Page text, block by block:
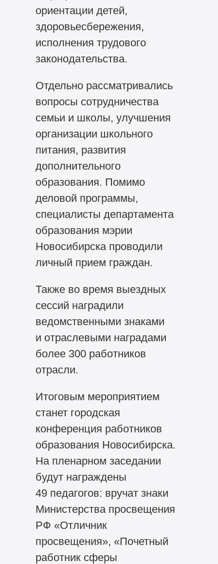
ориентации детей,
здоровьесбережения,
исполнения трудового
законодательства.
Отдельно рассматривались
вопросы сотрудничества
семьи и школы, улучшения
организации школьного
питания, развития
дополнительного
образования. Помимо
деловой программы,
специалисты департамента
образования мэрии
Новосибирска проводили
личный прием граждан.
Также во время выездных
сессий наградили
ведомственными знаками
и отраслевыми наградами
более 300 работников
отрасли.
Итоговым мероприятием
станет городская
конференция работников
образования Новосибирска.
На пленарном заседании
будут награждены
49 педагогов: вручат знаки
Министерства просвещения
РФ «Отличник
просвещения», «Почетный
работник сферы